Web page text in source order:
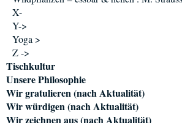
X-
Y->
Yoga >
Z ->
Tischkultur
Unsere Philosophie
Wir gratulieren (nach Aktualität)
Wir würdigen (nach Aktualität)
Wir zeichnen aus (nach Aktualität)